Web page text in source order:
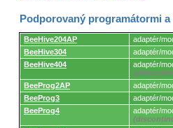
Podporovaný programátormi
Podporovaný
programátormi
programovacími
adaptérmi/modulmi.
BeeHive204AP adaptér/
BeeHive304
adaptér/
BeeHive404
adaptér/
BeeProg2AP
adaptér/
BeeProg3
adaptér/
BeeProg4
adaptér/